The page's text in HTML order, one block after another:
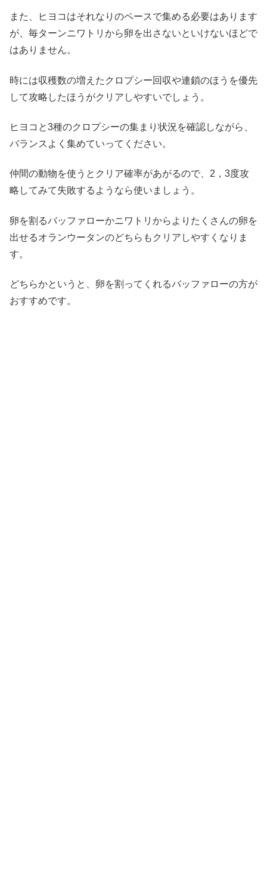
また、ヒヨコはそれなりのペースで集める必要はあります
が、毎ターンニワトリから卵を出さないといけないほどで
はありません。
時には収穫数の増えたクロプシー回収や連鎖のほうを優先
して攻略したほうがクリアしやすいでしょう。
ヒヨコと3種のクロプシーの集まり状況を確認しながら、
バランスよく集めていってください。
仲間の動物を使うとクリア確率があがるので、2，3度攻
略してみて失敗するようなら使いましょう。
卵を割るバッファローかニワトリからよりたくさんの卵を
出せるオランウータンのどちらもクリアしやすくなりま
す。
どちらかというと、卵を割ってくれるバッファローの方が
おすすめです。